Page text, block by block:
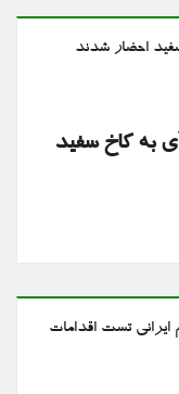
به کاخ سفید